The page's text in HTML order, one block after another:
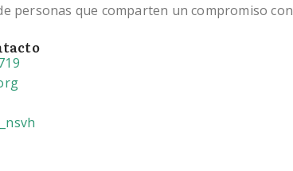
personas que comparten un compromiso